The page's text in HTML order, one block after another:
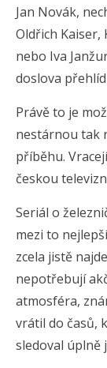
Jan Novák,
Oldřich Kaiser,
nebo Iva
doslova
Právě to je
nestárnou tak
příběhu.
českou
Seriál o
mezi to
zcela jistě
nepotřebují
atmosféra,
vrátil do časů,
sledoval úplně